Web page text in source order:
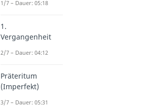
1/7 – Dauer: 05:18
1.
Vergangenheit
2/7 – Dauer: 04:12
Präteritum
(Imperfekt)
3/7 – Dauer: 05:31